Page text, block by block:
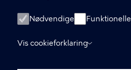
Nødvendige Funktionelle
Vis cookieforklaring
Tilgængelighedserklæring
Om hjemmesiden